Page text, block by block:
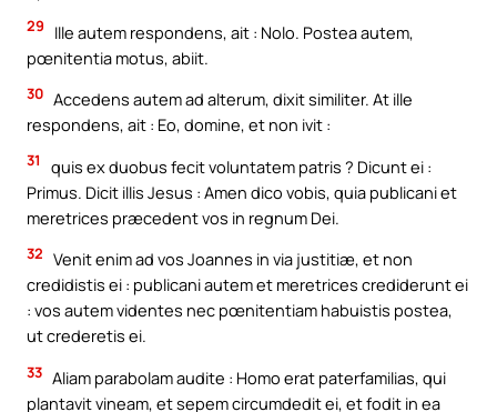
29
Ille autem respondens, ait : Nolo. Postea autem,
pœnitentia motus, abiit.
30 Accedens autem ad alterum, dixit similiter. At ille
respondens, ait : Eo, domine, et non ivit :
31
quis ex duobus fecit voluntatem patris ? Dicunt ei :
Primus. Dicit illis Jesus : Amen dico vobis, quia publicani et
meretrices præcedent vos in regnum Dei.
32 Venit enim ad vos Joannes in via justitiæ, et non
credidistis ei : publicani autem et meretrices crediderunt ei
: vos autem videntes nec pœnitentiam habuistis postea,
ut crederetis ei.
33 Aliam parabolam audite : Homo erat paterfamilias, qui
plantavit vineam, et sepem circumdedit ei, et fodit in ea